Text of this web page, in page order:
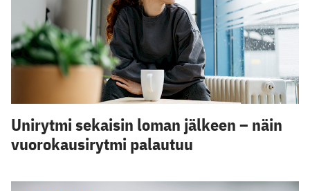
Unirytmi sekaisin loman jälkeen – näin
vuorokausirytmi palautuu